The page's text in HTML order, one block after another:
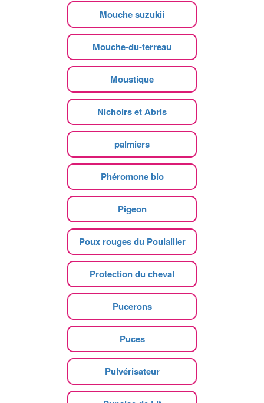
Mouche suzukii
Mouche-du-terreau
Moustique
Nichoirs et Abris
palmiers
Phéromone bio
Pigeon
Poux rouges du Poulailler
Protection du cheval
Pucerons
Puces
Pulvérisateur